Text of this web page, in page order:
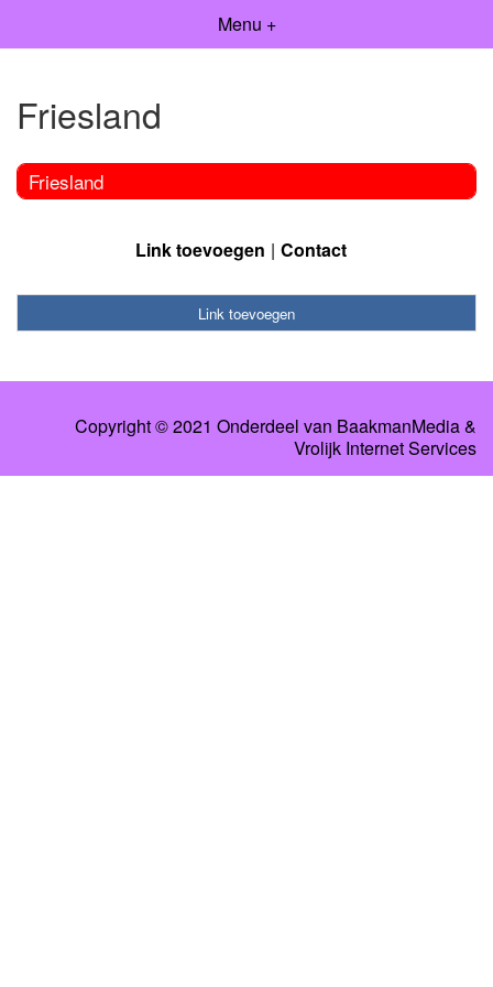
Menu +
Friesland
Friesland
Link toevoegen Contact
Link toevoegen
Copyright © 2021 Onderdeel van BaakmanMedia&
Vrolijk Internet Services